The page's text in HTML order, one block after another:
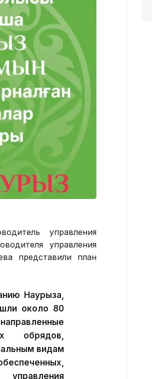
управления
управления
представили план
Наурыза,
около 80
обрядов,
видам